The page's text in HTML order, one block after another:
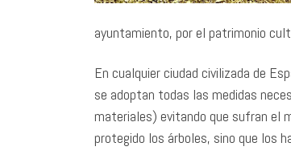
ayuntamiento, por el patrimonio
En cualquier ciudad civilizada de
se adoptan todas las medidas
materiales) evitando que sufran el
protegido los árboles, sino que los